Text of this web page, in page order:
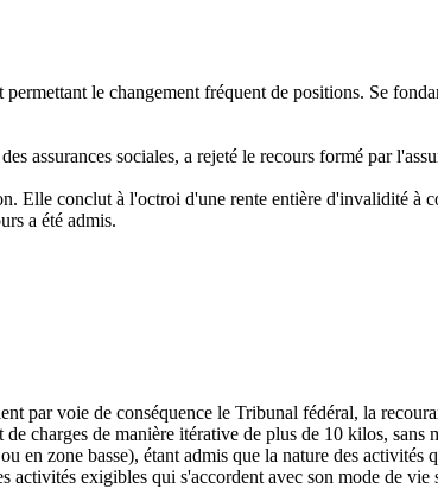
le changement fréquent de positions. Se
assurances sociales, a rejeté le recours formé par
Elle conclut à l'octroi d'une rente entière d'invalidité à
a été admis.
par voie de conséquence le Tribunal fédéral, la
charges de manière itérative de plus de 10 kilos, sans
zone basse), étant admis que la nature des activités
exigibles qui s'accordent avec son mode de vie